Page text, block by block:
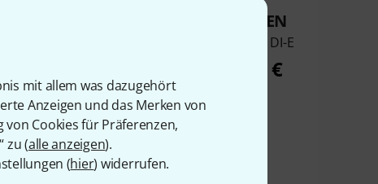
mit allem was dazugehört
Anzeigen und das Merken von
von Cookies für Präferenzen,
zu (alle anzeigen).
(hier) widerrufen.
KAUFTEN
Millenium DI-E
14,90 €